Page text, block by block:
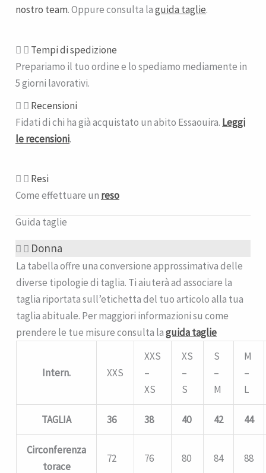
nostro team. Oppure consulta laguida taglie.
Tempi di spedizione​
Prepariamo il tuo ordine e lo spediamo mediamente in
5 giorni lavorativi.
Recensioni
Fidati di chi ha già acquistato un abito Essaouira. Leggi
le recensioni.
Resi
Come effettuare un reso
Guida taglie
Donna
La tabella offre una conversione approssimativa delle
diverse tipologie di taglia. Ti aiuterà ad associare la
taglia riportata sull’etichetta del tuo articolo alla tua
taglia abituale. Per maggiori informazioni su come
prendere le tue misure consulta laguida taglie
Intern. XXS
XXS
–
XS
XS
–
S
S
–
M
M
–
L
TAGLIA 36 38 40 42 44
Circonferenza
torace
72 76 80 84 88